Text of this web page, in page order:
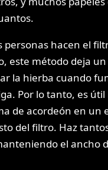
hacen el
este método deja
la hierba cuando
Por lo tanto, es
de acordeón en un
del filtro. Haz
el ancho